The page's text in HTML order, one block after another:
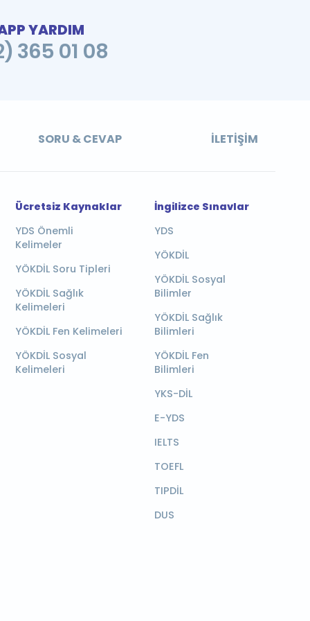
YARDIM
365 01 08
SORU & CEVAP İLETIŞIM
Ücretsiz Kaynaklar
YDS Önemli
Kelimeler
YÖKDİL Soru Tipleri
YÖKDİL Sağlık
Kelimeleri
YÖKDİL Fen Kelimeleri
YÖKDİL Sosyal
Kelimeleri
İngilizce Sınavlar
YDS
YÖKDİL
YÖKDİL Sosyal
Bilimler
YÖKDİL Sağlık
Bilimleri
YÖKDİL Fen
Bilimleri
YKS-DİL
E-YDS
IELTS
TOEFL
TIPDİL
DUS